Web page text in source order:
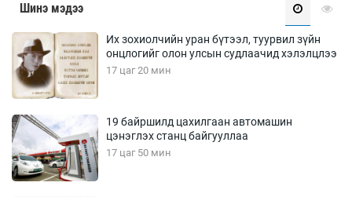
Шинэ мэдээ
Их зохиолчийн уран бүтээл, туурвил зүйн
онцлогийг олон улсын судлаачид хэлэлцлээ
17 цаг 20 мин
19 байршилд цахилгаан автомашин
цэнэглэх станц байгууллаа
17 цаг 50 мин